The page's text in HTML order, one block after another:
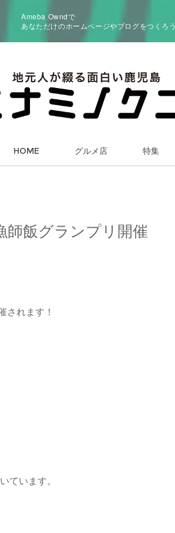
Ameba Owndで
あなただけのホームページやブログをつくろう
HOME グルメ店 特集
師飯グランプリ開催
されます！
ています。